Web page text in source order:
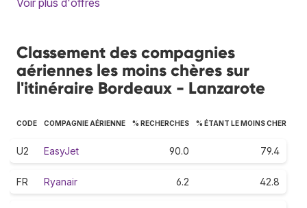
Classement des compagnies
aériennes les moins chères sur
l'itinéraire Bordeaux - Lanzarote
CODE COMPAGNIE AÉRIENNE % RECHERCHES % ÉTANT LE MOINS CHER
U2 EasyJet 90.0 79.4
FR Ryanair 6.2 42.8